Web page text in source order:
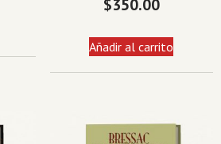
$350.00
Añadir al carrito